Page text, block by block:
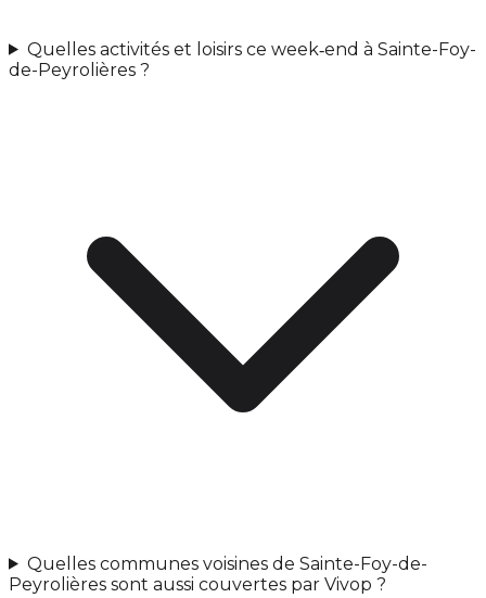
Quelles activités et loisirs ce week‑end à Sainte-Foy-
de-Peyrolières ?
Quelles communes voisines de Sainte-Foy-de-
Peyrolières sont aussi couvertes par Vivop ?